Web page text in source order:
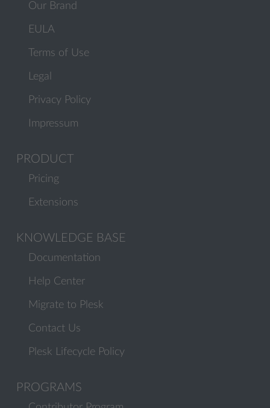
Our Brand
EULA
Terms of Use
Legal
Privacy Policy
Impressum
PRODUCT
Pricing
Extensions
KNOWLEDGE BASE
Documentation
Help Center
Migrate to Plesk
Contact Us
Plesk Lifecycle Policy
PROGRAMS